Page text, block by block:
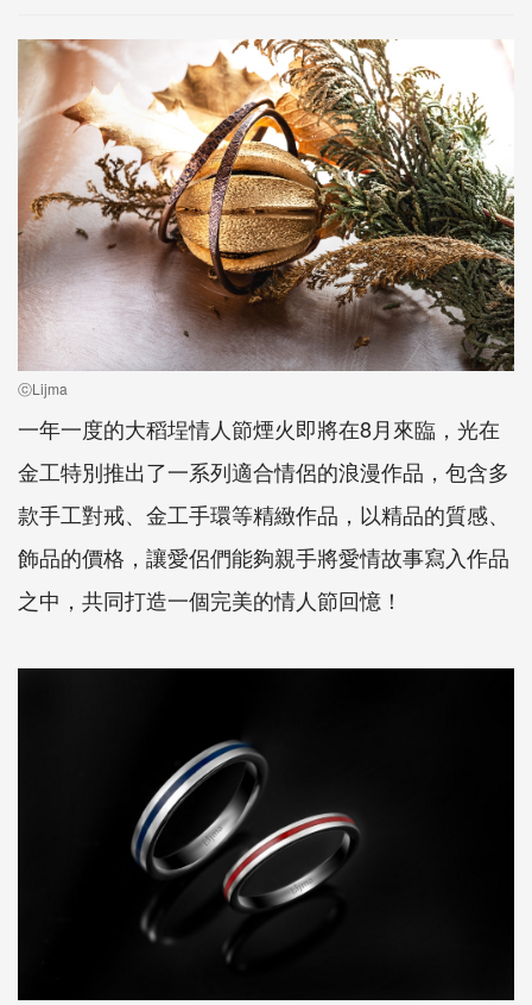
ⓒLijma
一年一度的大稻埕情人節煙火即將在8月來臨，光在
金工特別推出了一系列適合情侶的浪漫作品，包含多
款手工對戒、金工手環等精緻作品，以精品的質感、
飾品的價格，讓愛侶們能夠親手將愛情故事寫入作品
之中，共同打造一個完美的情人節回憶！